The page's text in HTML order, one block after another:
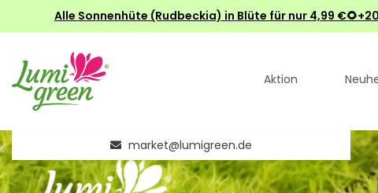
Alle Sonnenhüte (Rudbeckia) in Blüte für nur 4,99
Aktion
market@lumigreen.de